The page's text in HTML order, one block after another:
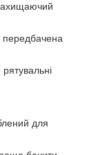
передбачена
для